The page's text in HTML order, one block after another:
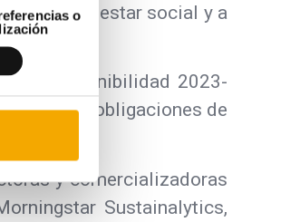
o
al bienestar social y a
de Sostenibilidad 2023-
con las obligaciones de
y comercializadoras
Sustainalytics,